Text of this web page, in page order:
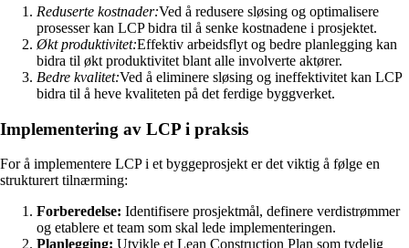
Reduserte kostnader:Ved å redusere sløsing og optimalisere
prosesser kan LCP bidra til å senke kostnadene i prosjektet.
Økt produktivitet:Effektiv arbeidsflyt og bedre planlegging kan
bidra til økt produktivitet blant alle involverte aktører.
Bedre kvalitet:Ved å eliminere sløsing og ineffektivitet kan LCP
bidra til å heve kvaliteten på det ferdige byggverket.
Implementering av LCP i praksis
For å implementere LCP i et byggeprosjekt er det viktig å følge en
strukturert tilnærming:
Forberedelse: Identifisere prosjektmål, definere verdistrømmer
og etablere et team som skal lede implementeringen.
Planlegging: Utvikle et Lean Construction Plan som tydelig